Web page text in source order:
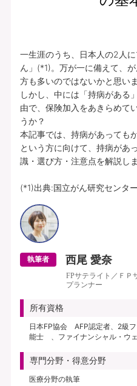
一生涯のうち、日本人の2人
ん」(*1)。万が一に備えて、
方も多いのではないかと思いま
しかし、中には「持病がある
由で、保険加入をあきらめて
うか？
本記事では、持病があっても
という方に向けて、持病があ
識・選び方・注意点を解説しま
(*1)出典:国立がん研究センタ
執筆者 西尾 愛奈
FPサテライト／Ｆ
プランナー
所有資格
日本FP協会 AFP認定者、2級
能士 、ファイナンシャル・ウ
専門分野・得意分野
医療分野の執筆